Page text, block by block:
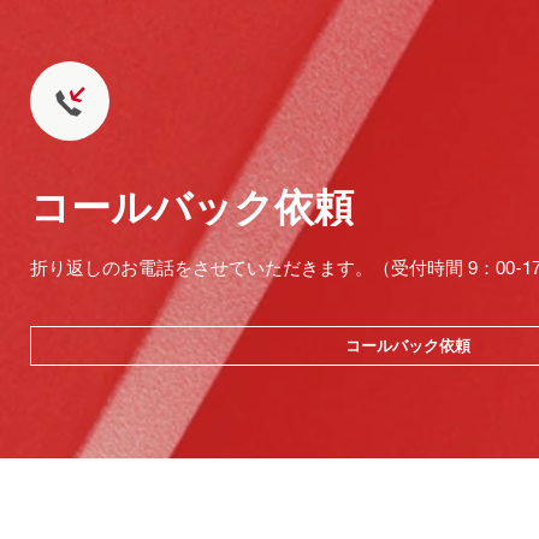
コールバック依頼
折り返しのお電話をさせていただきます。（受付時間 9：00-
コールバック依頼